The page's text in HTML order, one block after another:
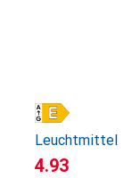
Leuchtmittel
CHF
4.93